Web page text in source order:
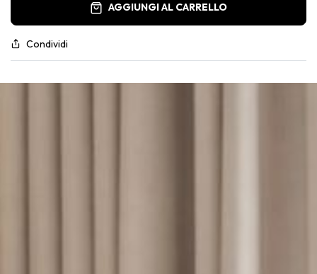
AGGIUNGI AL CARRELLO
Condividi